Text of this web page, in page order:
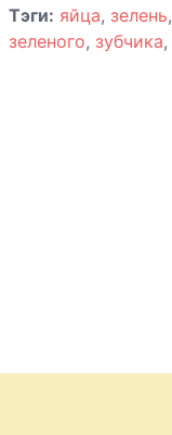
Тэги: яйца, зелень,
зеленого, зубчика,